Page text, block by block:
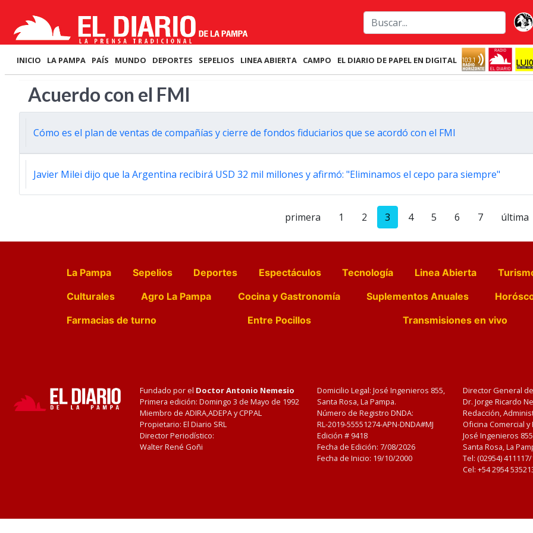
INICIO LA PAMPA PAÍS MUNDO DEPORTES SEPELIOS LINEA ABIERTA CAMPO EL DIARIO DE PAPEL EN DIGITAL
Acuerdo con el FMI
Cómo es el plan de ventas de compañías y cierre de fondos fiduciarios que se acordó con el FMI
Javier Milei dijo que la Argentina recibirá USD 32 mil millones y afirmó: "Eliminamos el cepo para siempre"
primera 1 2 3 4 5 6 7 última
La Pampa Sepelios Deportes Espectáculos Tecnología Linea Abierta
Culturales
Agro La Pampa Cocina y Gastronomía Suplementos Anuales
Farmacias de turno
Entre Pocillos Transmisiones en vivo
Fundado por el Doctor Antonio Nemesio
Primera edición: Domingo 3 de Mayo de 1992
Miembro de ADIRA,ADEPA y CPPAL
Propietario: El Diario SRL
Director Periodístico:
Walter René Goñi
Domicilio Legal: José Ingenieros 855,
Santa Rosa, La Pampa.
Número de Registro DNDA:
RL-2019-55551274-APN-DNDA#MJ
Edición # 9418
Fecha de Edición: 7/08/2026
Fecha de Inicio: 19/10/2000
Director General
Dr. Jorge Ricardo
Redacción,
Oficina Comercial
José Ingenieros
Santa Rosa, La
Tel: (02954)
Cel: +54 2954